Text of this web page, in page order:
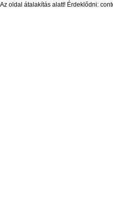
Az oldal átalakítás alatt! Érdeklődni: